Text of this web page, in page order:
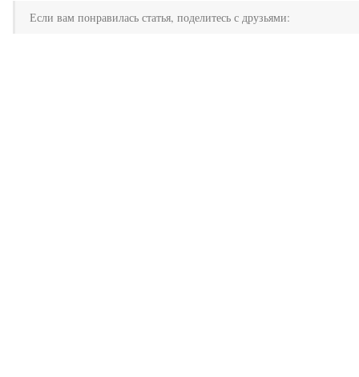
Если вам понравилась статья, поделитесь с друзьями: